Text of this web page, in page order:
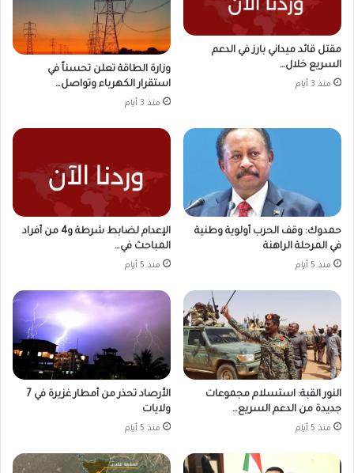
مقتل قائد ميداني بارز في الدعم
السريع خلال…
منذ 3 أيام
وزارة الطاقة تعلن تحسناً في
استقرار الكهرباء وتواصل…
منذ 3 أيام
حمدوك: وقف الحرب أولوية وطنية
في المرحلة الراهنة
منذ 5 أيام
الإعدام لضابط شرطة و4 من أفراد
المباحث في…
منذ 5 أيام
النور القبة: استسلام مجموعات
جديدة من الدعم السريع…
منذ 5 أيام
الأرصاد تحذر من أمطار غزيرة في 7
ولايات
منذ 5 أيام